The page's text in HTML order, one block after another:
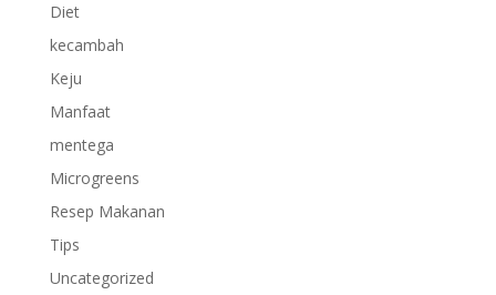
Diet
kecambah
Keju
Manfaat
mentega
Microgreens
Resep Makanan
Tips
Uncategorized